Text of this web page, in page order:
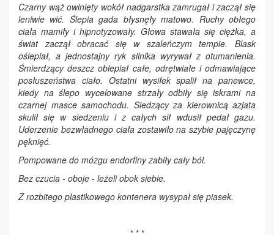
Czarny wąż owinięty wokół nadgarstka zamrugał i zaczął się
leniwie wić. Ślepia gada błysnęły matowo. Ruchy obłego
ciała mamiły i hipnotyzowały. Głowa stawała się ciężka, a
świat zaczął obracać się w szaleńczym tempie. Blask
oślepiał, a jednostajny ryk silnika wyrywał z otumanienia.
Śmierdzący deszcz oblepiał całe, odrętwiałe i odmawiające
posłuszeństwa ciało. Ostatni wysiłek spalił na panewce,
kiedy na ślepo wycelowane strzały odbiły się iskrami na
czarnej masce samochodu. Siedzący za kierownicą azjata
skulił się w siedzeniu i z całych sił wdusił pedał gazu.
Uderzenie bezwładnego ciała zostawiło na szybie pajęczynę
pęknięć.
Pompowane do mózgu endorfiny zabiły cały ból.
Bez czucia - oboje - leżeli obok siebie.
Z rozbitego plastikowego kontenera wysypał się piasek.